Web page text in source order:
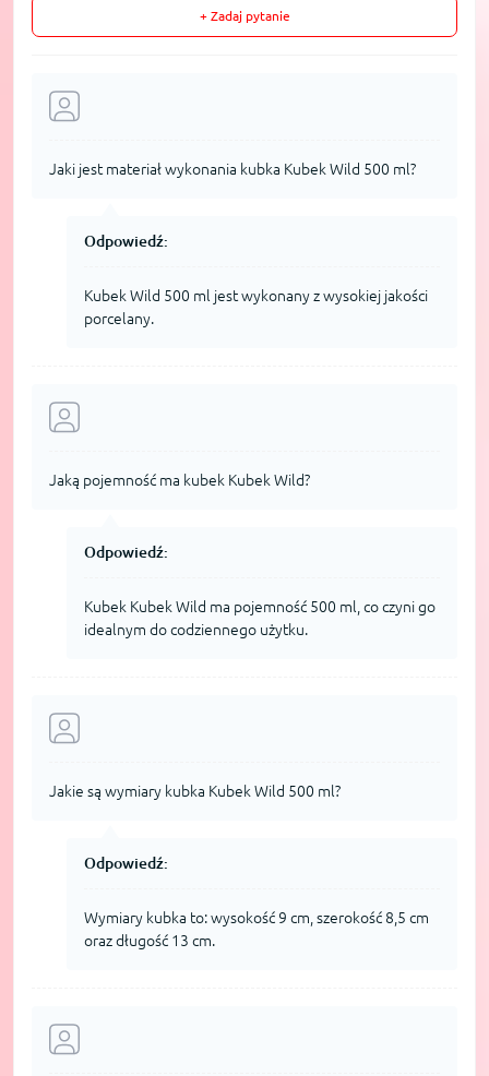
+ Zadaj pytanie
Jaki jest materiał wykonania kubka Kubek Wild 500 ml?
Odpowiedź:
Kubek Wild 500 ml jest wykonany z wysokiej jakości
porcelany.
Jaką pojemność ma kubek Kubek Wild?
Odpowiedź:
Kubek Kubek Wild ma pojemność 500 ml, co czyni go
idealnym do codziennego użytku.
Jakie są wymiary kubka Kubek Wild 500 ml?
Odpowiedź:
Wymiary kubka to: wysokość 9 cm, szerokość 8,5 cm
oraz długość 13 cm.